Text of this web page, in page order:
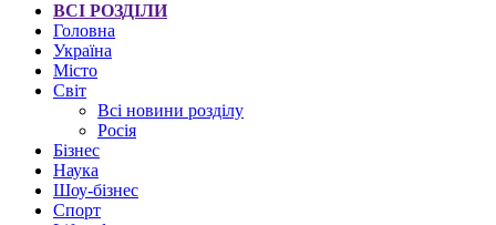
ВСІ РОЗДІЛИ
Головна
Україна
Місто
Світ
Всі новини розділу
Росія
Бізнес
Наука
Шоу-бізнес
Спорт